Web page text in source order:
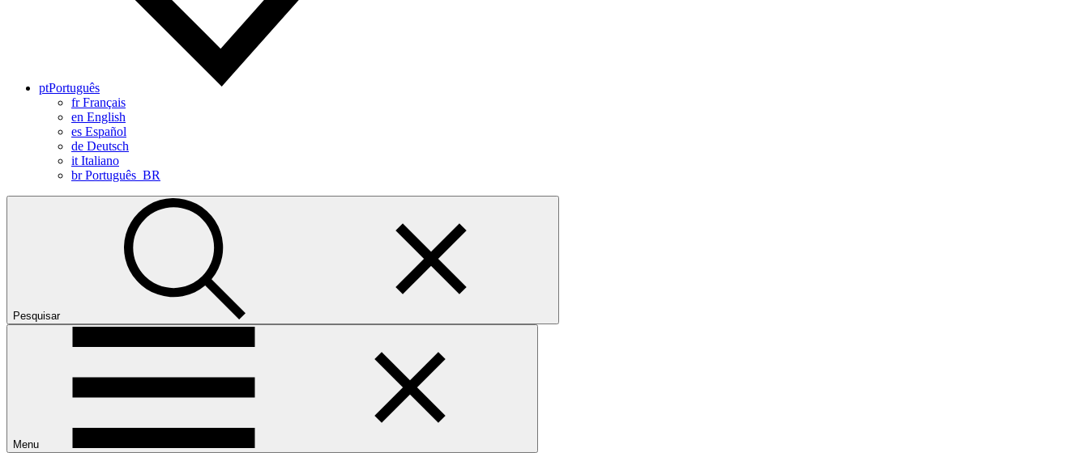
ptPortuguês
frFrançais
en English
es Español
de Deutsch
it Italiano
brPortuguês_BR
Pesquisar
Menu